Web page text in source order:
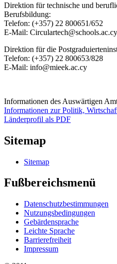
Direktion für technische und
Berufsbildung:
Telefon: (+357) 22 800651/652
E-Mail: Circulartech@schools.ac.cy
Direktion für die
Telefon: (+357) 22 800653/828
E-Mail: info@mieek.ac.cy
Informationen des Auswärtigen
Informationen zur Politik,
Länderprofil als PDF
Sitemap
Sitemap
Fußbereichsmenü
Datenschutzbestimmungen
Nutzungsbedingungen
Gebärdensprache
Leichte Sprache
Barrierefreiheit
Impressum